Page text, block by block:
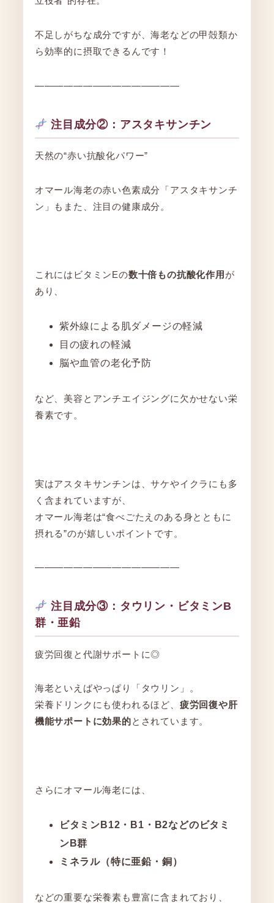
不足しがちな成分ですが、海老などの甲殻類か
ら効率的に摂取できるんです！
―――――――――――――――
注目成分②：アスタキサンチン
天然の“赤い抗酸化パワー”
オマール海老の赤い色素成分「アスタキサンチ
ン」もまた、注目の健康成分。
これにはビタミンEの数十倍もの抗酸化作用 が
あり、
紫外線による肌ダメージの軽減
目の疲れの軽減
脳や血管の老化予防
など、美容とアンチエイジングに欠かせない栄
養素です。
実はアスタキサンチンは、サケやイクラにも多
く含まれていますが、
オマール海老は“食べごたえのある身とともに
摂れる”のが嬉しいポイントです。
―――――――――――――――
注目成分③：タウリン・ビタミンB
群・亜鉛
疲労回復と代謝サポートに◎
海老といえばやっぱり「タウリン」。
栄養ドリンクにも使われるほど、 疲労回復や肝
機能サポートに効果的とされています。
さらにオマール海老には、
ビタミンB12・B1・B2などのビタミ
ンB群
ミネラル（特に亜鉛・銅）
などの重要な栄養素も豊富に含まれており、